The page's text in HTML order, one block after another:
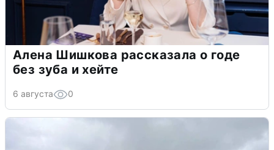
Алена Шишкова рассказала о годе
без зуба и хейте
6 августа 0